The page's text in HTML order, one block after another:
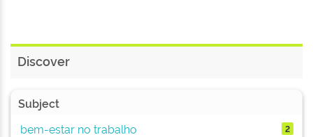
Discover
Subject
bem-estar no trabalho
2